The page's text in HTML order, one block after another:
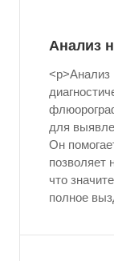
Анализ
<p>Анализ
для
Он
позволяет
что
полное